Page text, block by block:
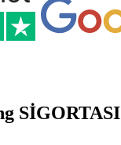
SİGORTASI